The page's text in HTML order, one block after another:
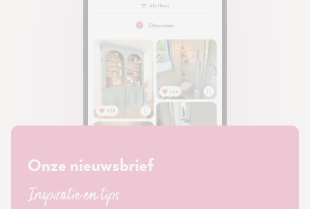
Onze nieuwsbrief
Inspiratie en tips